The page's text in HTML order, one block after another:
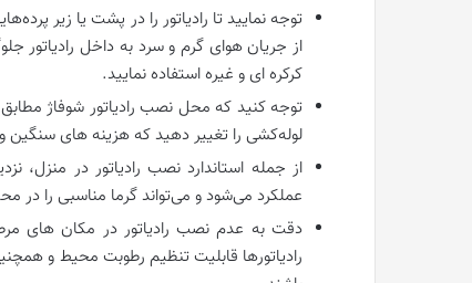
توجه نمایید تا رادیاتور را در پشت یا زیر
از جریان هوای گرم و سرد به داخل رادیاتور
کرکره ای و غیره استفاده نمایید.
توجه کنید که محل نصب رادیاتور شوفاژ
لوله‌کشی را تغییر دهید که هزینه های سنگین و
از جمله استاندارد نصب رادیاتور در
عملکرد می‌شود و می‌تواند گرما مناسبی را در
دقت به عدم نصب رادیاتور در مکان های
رادیاتورها قابلیت تنظیم رطوبت محیط و